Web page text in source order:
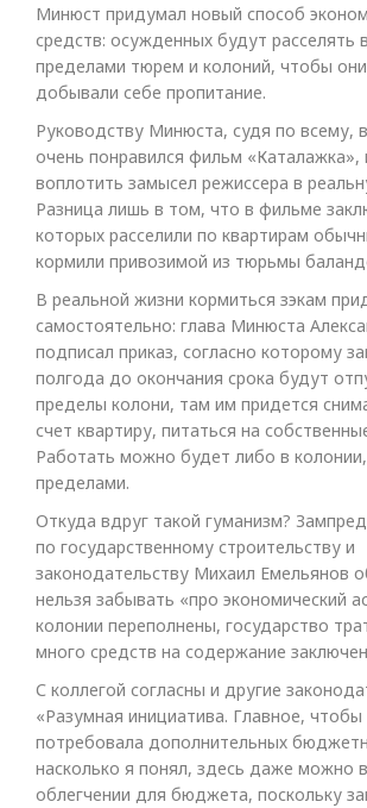
Минюст придумал новый способ
средств: осужденных будут расселять
пределами тюрем и колоний, чтобы
добывали себе пропитание.
Руководству Минюста, судя по всему,
очень понравился фильм «Каталажка»,
воплотить замысел режиссера в
Разница лишь в том, что в фильме
которых расселили по квартирам
кормили привозимой из тюрьмы
В реальной жизни кормиться зэкам
самостоятельно: глава Минюста
подписал приказ, согласно которому
полгода до окончания срока будут
пределы колони, там им придется
счет квартиру, питаться на
Работать можно будет либо в
пределами.
Откуда вдруг такой гуманизм?
по государственному строительству и
законодательству Михаил Емельянов
нельзя забывать «про экономический
колонии переполнены, государство
много средств на содержание
С коллегой согласны и другие
«Разумная инициатива. Главное, чтобы
потребовала дополнительных
насколько я понял, здесь даже можно
облегчении для бюджета, поскольку